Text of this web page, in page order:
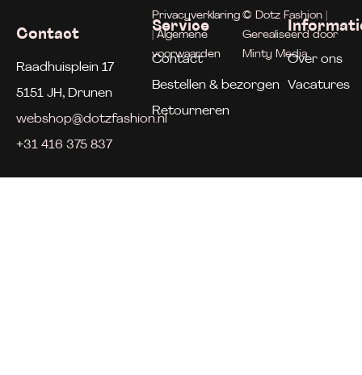
Contact
Raadhuisplein 17
5151 JH, Drunen
webshop@dotzfashion.nl
+31 416 375 837
Service
Contact
Bestellen & bezorgen
Retourneren
Over ons
Vacatures
Privacyverklaring
| Algemene
voorwaarden
© Dotz Fashion |
Gerealiseerd door
Minty Media